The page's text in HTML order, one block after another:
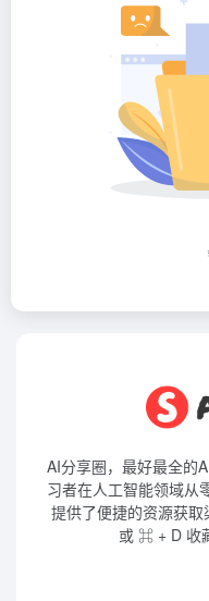
AI分享圈，最好最全的
习者在人工智能领域从
提供了便捷的资源获
或 ⌘ + D 收